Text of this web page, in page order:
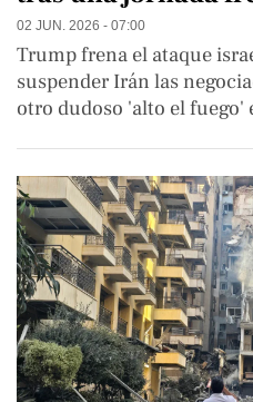
02 JUN. 2026 - 07:00
Trump frena el ataque
suspender Irán las
otro dudoso 'alto el fuego'